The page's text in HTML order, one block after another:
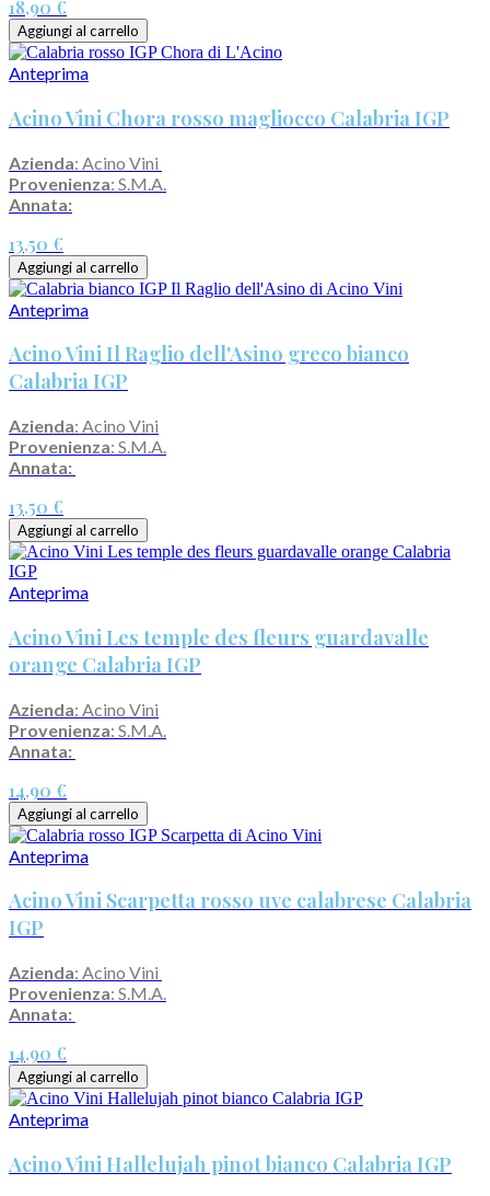
18,90 €
Aggiungi al carrello
Anteprima
Acino Vini Chora rosso magliocco Calabria IGP
Azienda: Acino Vini
Provenienza: S.M.A.
Annata:
13,50 €
Aggiungi al carrello
Anteprima
Acino Vini Il Raglio dell'Asino greco bianco
Calabria IGP
Azienda: Acino Vini
Provenienza: S.M.A.
Annata:
13,50 €
Aggiungi al carrello
Anteprima
Acino Vini Les temple des fleurs guardavalle
orange Calabria IGP
Azienda: Acino Vini
Provenienza: S.M.A.
Annata:
14,90 €
Aggiungi al carrello
Anteprima
Acino Vini Scarpetta rosso uve calabrese Calabria
IGP
Azienda: Acino Vini
Provenienza: S.M.A.
Annata:
14,90 €
Aggiungi al carrello
Anteprima
Acino Vini Hallelujah pinot bianco Calabria IGP